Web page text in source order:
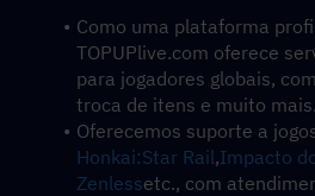
Como uma plataforma
TOPUPlive.com oferece
para jogadores globais,
troca de itens e muito mais.
Honkai:Star Rail,Impacto
Zenlessetc., com